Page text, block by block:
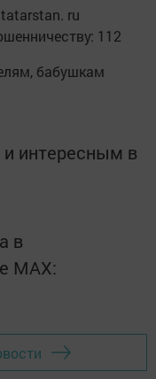
ru
112
бабушкам
интересным в
в
MАХ: